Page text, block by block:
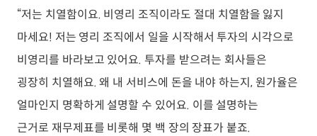
“저는 치열함이요. 비영리 조직이라도 절대 치열함을 잃지
마세요! 저는 영리 조직에서 일을 시작해서 투자의 시각으로
비영리를 바라보고 있어요. 투자를 받으려는 회사들은
굉장히 치열해요. 왜 내 서비스에 돈을 내야 하는지, 원가율은
얼마인지 명확하게 설명할 수 있어요. 이를 설명하는
근거로 재무제표를 비롯해 몇 백 장의 장표가 붙죠.